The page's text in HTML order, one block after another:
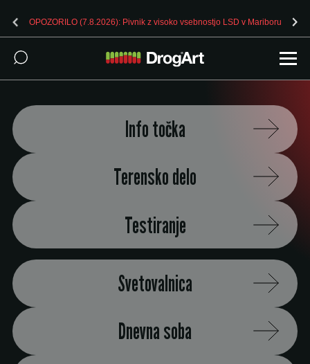
OPOZORILO (7.8.2026): Pivnik z visoko vsebnostjo LSD v Mariboru
Info točka
Terensko delo
Testiranje
Svetovalnica
Dnevna soba